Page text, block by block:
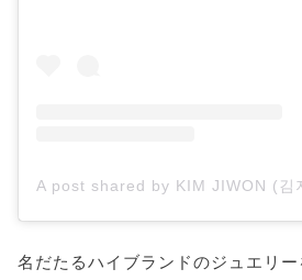
名だたるハイブランドのジュエリ